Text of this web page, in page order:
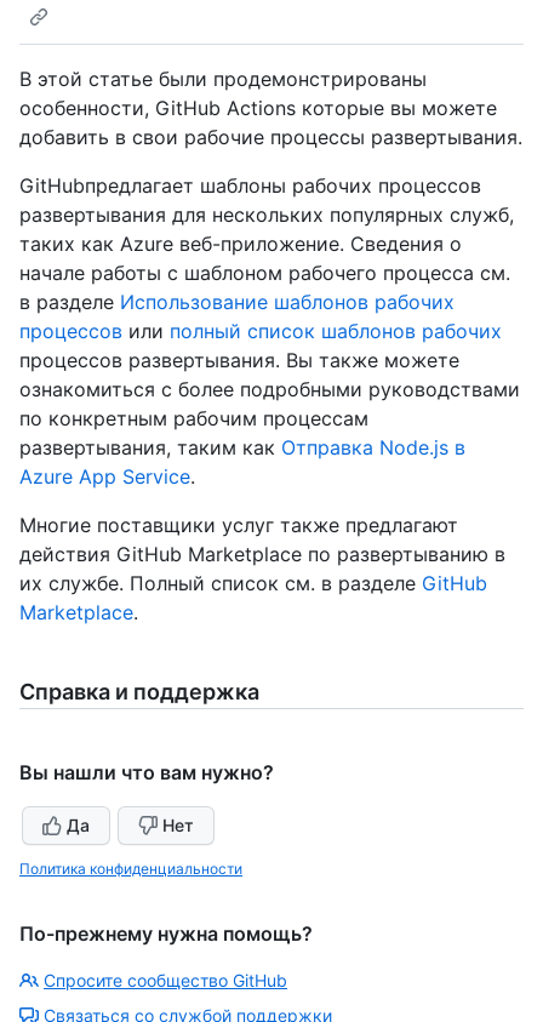
В этой статье были продемонстрированы
особенности, GitHub Actions которые вы можете
добавить в свои рабочие процессы развертывания.
GitHubпредлагает шаблоны рабочих процессов
развертывания для нескольких популярных служб,
таких как Azure веб-приложение. Сведения о
начале работы с шаблоном рабочего процесса см.
в разделе Использование шаблонов рабочих
процессов или полный список шаблонов рабочих
процессов развертывания. Вы также можете
ознакомиться с более подробными руководствами
по конкретным рабочим процессам
развертывания, таким как Отправка Node.js в
Azure App Service.
Многие поставщики услуг также предлагают
действия GitHub Marketplace по развертыванию в
их службе. Полный список см. в разделе GitHub
Marketplace.
Справка и поддержка
Вы нашли что вам нужно?
Да Нет
Политика конфиденциальности
По-прежнему нужна помощь?
Спросите сообщество GitHub
Связаться со службой поддержки